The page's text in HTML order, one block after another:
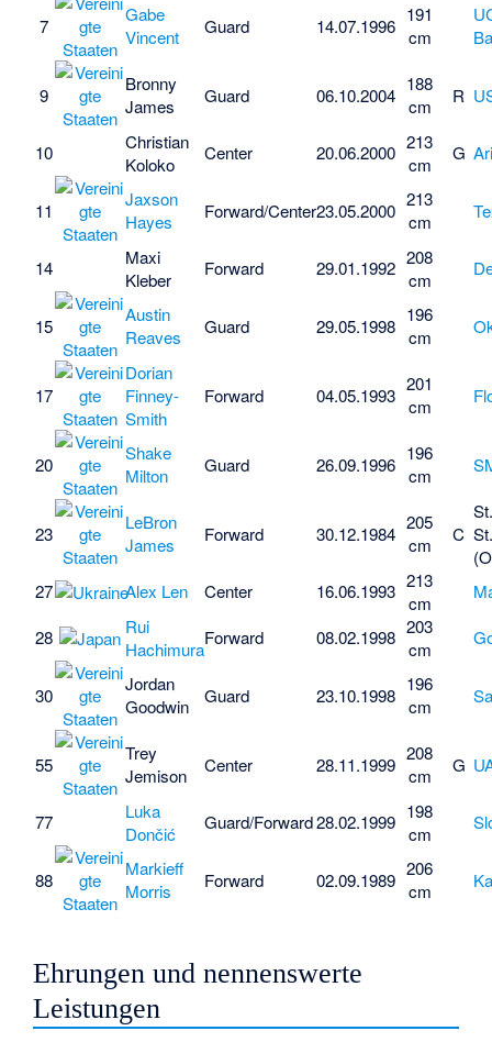
7
Gabe
Vincent
Guard 14.07.1996
191
cm
9
Bronny
James
Guard 06.10.2004
188
cm
R
10
Christian
Koloko
Center 20.06.2000 213
cm
G
11
Jaxson
Hayes
Forward/Center23.05.2000
213
cm
14
Maxi
Kleber
Forward 29.01.1992 208
cm
15
Austin
Reaves
Guard 29.05.1998
196
cm
17
Dorian
Finney-
Smith
Forward 04.05.1993
201
cm
20
Shake
Milton
Guard 26.09.1996
196
cm
23
LeBron
James
Forward 30.12.1984
205
cm
C
27
Alex Len Center 16.06.1993 213
cm
28
Rui
Hachimura
Forward 08.02.1998 203
cm
30
Jordan
Goodwin
Guard 23.10.1998
196
cm
55
Trey
Jemison
Center 28.11.1999
208
cm
G
77
Luka
Dončić
Guard/Forward28.02.1999 198
cm
88
Markieff
Morris
Forward 02.09.1989
206
cm
Ehrungen und nennenswerte
Leistungen